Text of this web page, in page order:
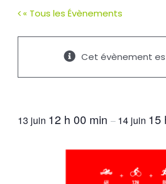
« Tous les Évènements
Cet évènement
13 juin 12 h 00 min – 14 juin 15